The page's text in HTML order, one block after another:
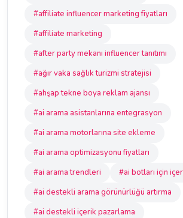
#affiliate influencer marketing fiyatları
#affiliate marketing
#after party mekanı influencer tanıtımı
#ağır vaka sağlık turizmi stratejisi
#ahşap tekne boya reklam ajansı
#ai arama asistanlarına entegrasyon
#ai arama motorlarına site ekleme
#ai arama optimizasyonu fiyatları
#ai arama trendleri
#ai botları için
#ai destekli arama görünürlüğü artırma
#ai destekli içerik pazarlama